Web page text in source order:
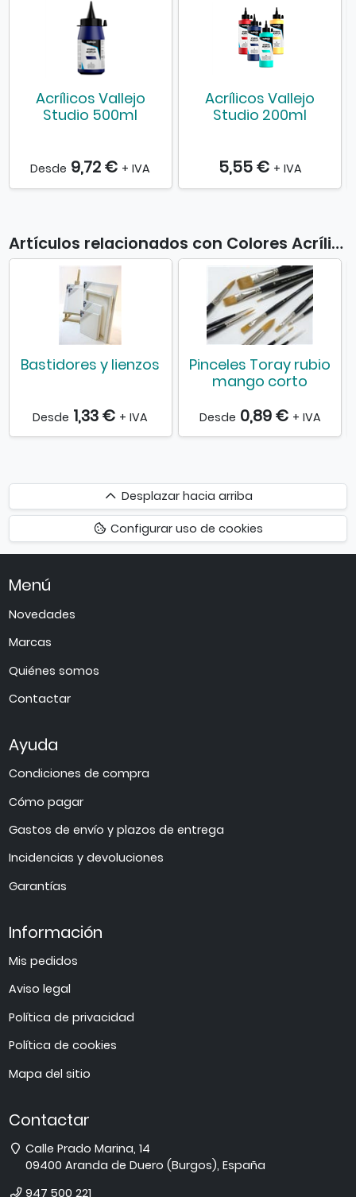
Acrílicos Vallejo
Studio 500ml
Desde 9,72 € + IVA
Acrílicos Vallejo
Studio 200ml
5,55 € + IVA
Artículos relacionados con Colores Acrílicos Vallejo Studio 1 lt
Bastidores y lienzos
Desde 1,33 € + IVA
Pinceles Toray rubio
mango corto
Desde 0,89 € + IVA
Desplazar
hacia
arriba
Desplazar hacia arriba
Configurar uso de cookies
Menú
Novedades
Marcas
Quiénes somos
Contactar
Ayuda
Condiciones de compra
Cómo pagar
Gastos de envío y plazos de entrega
Incidencias y devoluciones
Garantías
Información
Mis pedidos
Aviso legal
Política de privacidad
Política de cookies
Mapa del sitio
Contactar
Dirección
Calle Prado Marina, 14
09400 Aranda de Duero (Burgos),España
Teléfono
947 500 221